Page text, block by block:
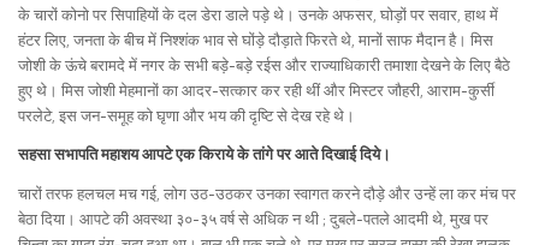
के चारों कोनो पर सिपाहियों के दल डेरा डाले पड़े थे। उनके अफसर, घोड़ों पर सवार, हाथ में
हंटर लिए, जनता के बीच में निश्शंक भाव से घोंड़े दौड़ाते फिरते थे, मानों साफ मैदान है। मिस
जोशी के ऊंचे बरामदे में नगर के सभी बड़े-बड़े रईस और राज्याधिकारी तमाशा देखने के लिए बैठे
हुए थे। मिस जोशी मेहमानों का आदर-सत्कार कर रही थीं और मिस्टर जौहरी, आराम-कुर्सी
परलेटे, इस जन-समूह को घृणा और भय की दृष्टि से देख रहे थे।
सहसा सभापति महाशय आपटे एक किराये के तांगे पर आते दिखाई दिये।
चारों तरफ हलचल मच गई, लोग उठ-उठकर उनका स्वागत करने दौड़े और उन्हें ला कर मंच पर
बेठा दिया। आपटे की अवस्था ३०-३५ वर्ष से अधिक न थी ; दुबले-पतले आदमी थे, मुख पर